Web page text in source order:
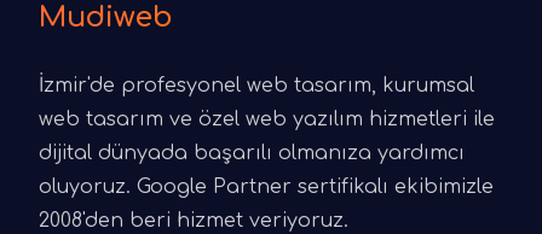
Mudiweb
İzmir'de profesyonel web tasarım, kurumsal
web tasarım ve özel web yazılım hizmetleri ile
dijital dünyada başarılı olmanıza yardımcı
oluyoruz. Google Partner sertifikalı ekibimizle
2008'den beri hizmet veriyoruz.